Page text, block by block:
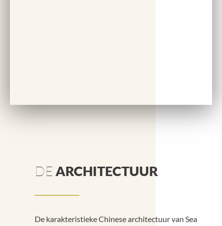
DEARCHITECTUUR
De karakteristieke Chinese architectuur van Sea